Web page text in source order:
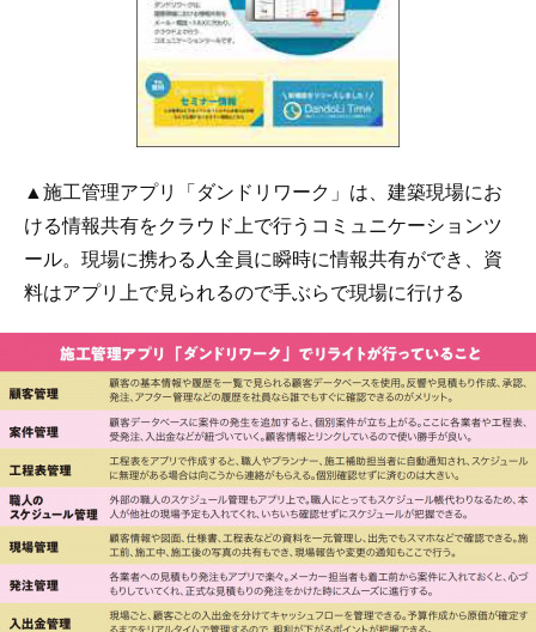
▲施工管理アプリ「ダンドリワーク」は、建築現場にお
ける情報共有をクラウド上で行うコミュニケーションツ
ール。現場に携わる人全員に瞬時に情報共有ができ、資
料はアプリ上で見られるので手ぶらで現場に行ける